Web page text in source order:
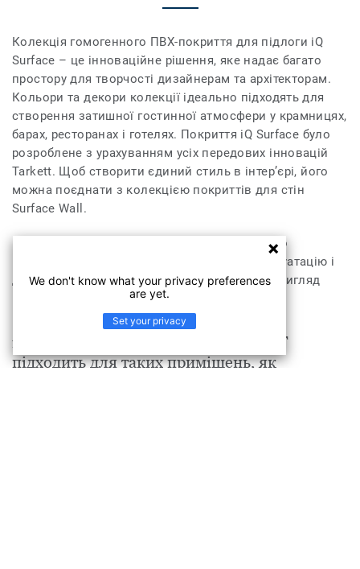
Колекція гомогенного ПВХ-покриття для підлоги iQ
Surface – це інноваційне рішення, яке надає багато
простору для творчості дизайнерам та архітекторам.
Кольори та декори колекції ідеально підходять для
створення затишної гостинної атмосфери у крамницях,
барах, ресторанах і готелях. Покриття iQ Surface було
розроблене з урахуванням усіх передових інновацій
Tarkett. Щоб створити єдиний стиль в інтер’єрі, його
можна поєднати з колекцією покриттів для стін
Surface Wall.
Покриття iQ Surface має товщину 2 мм, а його
гомогенна структура гарантує тривалу експлуатацію і
дозволяє зберегти привабливий зовнішній вигляд
протягом багатьох років.
iQ Surface Surface DIMMED ACCENT
підходить для таких приміщень, як
We don't know what your privacy preferences
are yet.
Set your privacy